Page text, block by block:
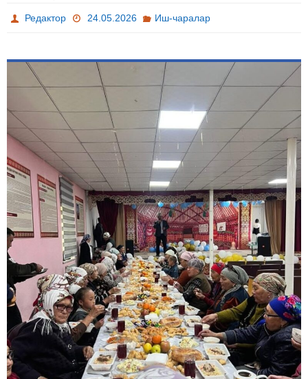
Редактор 24.05.2026 Иш-чаралар